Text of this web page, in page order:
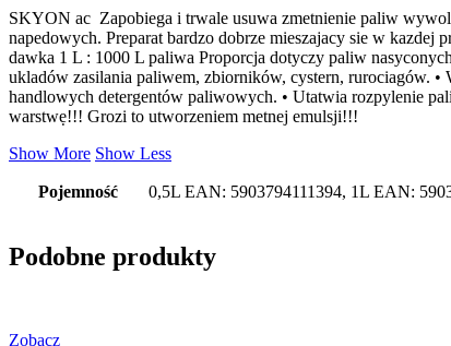
SKYON ac Zapobiega i trwale usuwa zmetnienie paliw
napedowych. Preparat bardzo dobrze mieszajacy sie w
dawka 1 L : 1000 L paliwa Proporcja dotyczy paliw
ukladów zasilania paliwem, zbiorników, cystern, rurociagów.
handlowych detergentów paliwowych. • Utatwia rozpylenie
warstwẹ!!! Grozi to utworzeniem metnej emulsji!!!
Show More Show Less
Pojemność 0,5L EAN: 5903794111394, 1L EAN:
Podobne produkty
Zobacz